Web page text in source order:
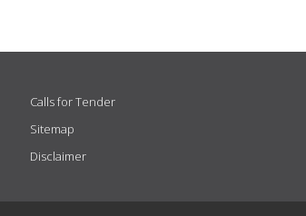
Calls for Tender
Sitemap
Disclaimer